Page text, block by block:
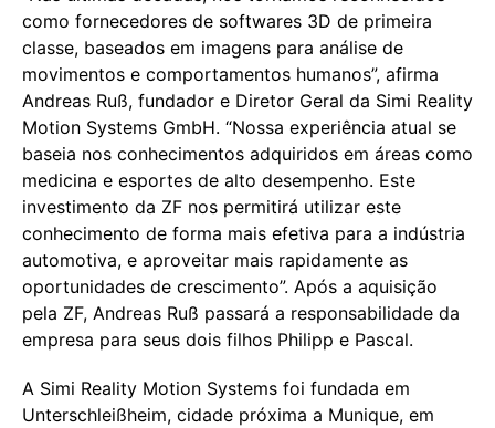
como fornecedores de softwares 3D de primeira
classe, baseados em imagens para análise de
movimentos e comportamentos humanos”, afirma
Andreas Ruß, fundador e Diretor Geral da Simi Reality
Motion Systems GmbH. “Nossa experiência atual se
baseia nos conhecimentos adquiridos em áreas como
medicina e esportes de alto desempenho. Este
investimento da ZF nos permitirá utilizar este
conhecimento de forma mais efetiva para a indústria
automotiva, e aproveitar mais rapidamente as
oportunidades de crescimento”. Após a aquisição
pela ZF, Andreas Ruß passará a responsabilidade da
empresa para seus dois filhos Philipp e Pascal.
A Simi Reality Motion Systems foi fundada em
Unterschleißheim, cidade próxima a Munique, em